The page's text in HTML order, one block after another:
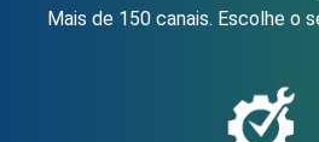
Mais de 150 canais. Escolhe o